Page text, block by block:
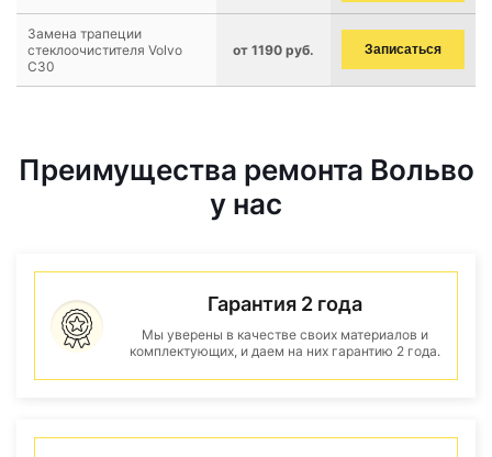
Замена трапеции
стеклоочистителя Volvo
C30
от 1190 руб. Записаться
Преимущества ремонта Вольво
у нас
Гарантия 2 года
Мы уверены в качестве своих материалов и
комплектующих, и даем на них гарантию 2 года.